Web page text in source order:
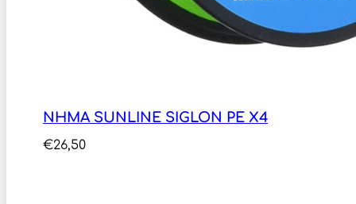
ΝΗΜΑ SUNLINE SIGLON PE X4
€26,50